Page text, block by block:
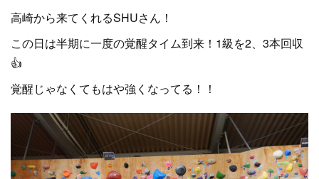
高崎から来てくれるSHUさん！
この日は半期に一度の覚醒タイム到来！1級を2、3本回収
👍
覚醒じゃなくてもはや強くなってる！！